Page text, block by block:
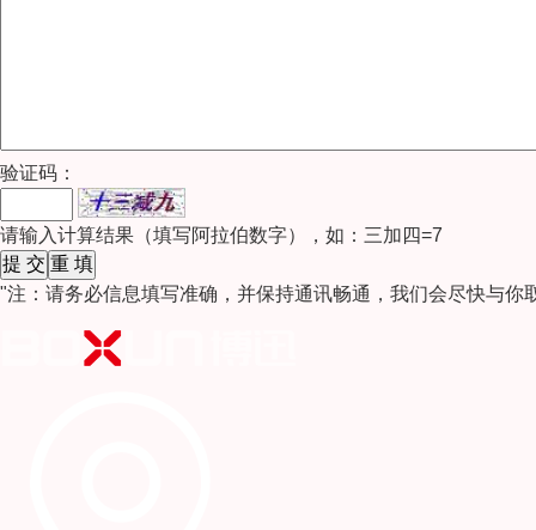
验证码：
请输入计算结果（填写阿拉伯数字），如：三加四=7
"注：请务必信息填写准确，并保持通讯畅通，我们会尽快与你